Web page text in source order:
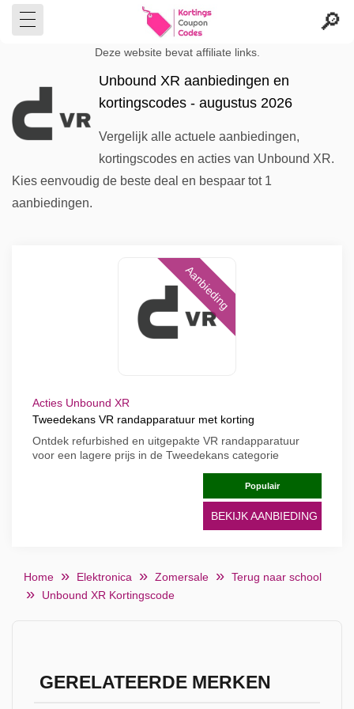
Deze website bevat affiliate links.
Unbound XR aanbiedingen en
kortingscodes - augustus 2026
Vergelijk alle actuele aanbiedingen,
kortingscodes en acties van Unbound XR.
Kies eenvoudig de beste deal en bespaar tot 1
aanbiedingen.
Aanbieding
Acties Unbound XR
Tweedekans VR randapparatuur met korting
Ontdek refurbished en uitgepakte VR randapparatuur
voor een lagere prijs in de Tweedekans categorie
Populair
BEKIJK AANBIEDING
Home Elektronica Zomersale
Terug naar school
Unbound XR Kortingscode
GERELATEERDE MERKEN